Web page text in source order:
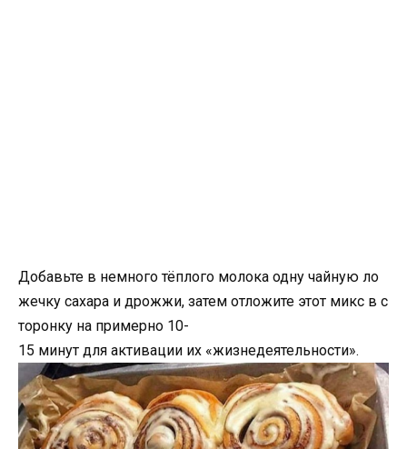
Добавьте в немного тёплого молока одну чайную ло
жечку сахара и дрожжи, затем отложите этот микс в с
торонку на примерно 10-
15 минут для активации их «жизнедеятельности».